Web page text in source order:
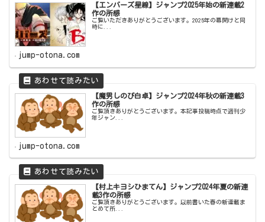
【エンバーズ星線】ジャンプ2025年始の新連載2
作の所感
ご覧いただきありがとうございます。2025年の幕開けと同
時に...
jump-otona.com
【魔男しのび白卓】ジャンプ2024年秋の新連載3
作の所感
ご覧頂きありがとうございます。本記事投稿時点で週刊少
年ジャン...
jump-otona.com
【村上キヨシひまてん】ジャンプ2024年夏の新連
載3作の所感
ご覧頂きありがとうございます。以前書いた春の新連載ま
とめて所...